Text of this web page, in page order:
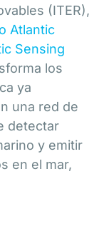
(ITER),
Atlantic
Sensing
los
ya
una red de
detectar
y emitir
en el mar,